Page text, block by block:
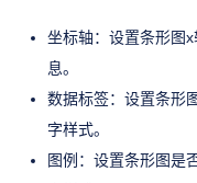
坐标轴：设置条形图
息。
数据标签：设置条形
字样式。
图例：设置条形图是